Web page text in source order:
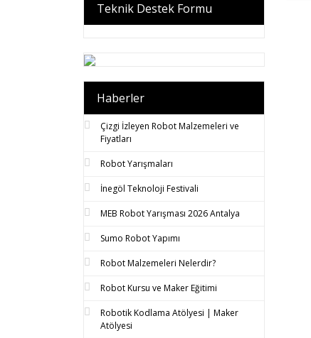
Teknik Destek Formu
Haberler
Çizgi İzleyen Robot Malzemeleri ve
Fiyatları
Robot Yarışmaları
İnegöl Teknoloji Festivali
MEB Robot Yarışması 2026 Antalya
Sumo Robot Yapımı
Robot Malzemeleri Nelerdir?
Robot Kursu ve Maker Eğitimi
Robotik Kodlama Atölyesi | Maker
Atölyesi